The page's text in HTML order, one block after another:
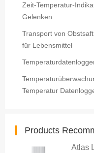
Zeit-Temperatur-
Gelenken
Transport von
für Lebensmittel
Temperatur
Products
Atlas